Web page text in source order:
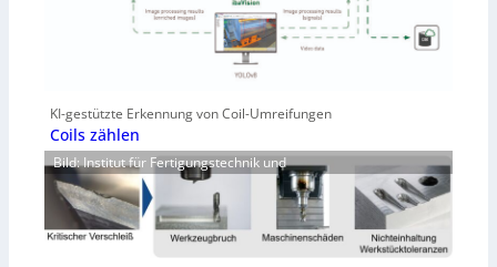
KI-gestützte Erkennung von Coil-Umreifungen
Coils zählen
Bild: Institut für Fertigungstechnik und